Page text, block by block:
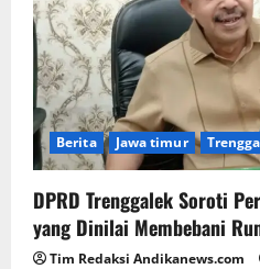
Berita Jawa timur
DPRD Trenggalek Soroti
yang Dinilai Membebani
Tim Redaksi Andikanews.com